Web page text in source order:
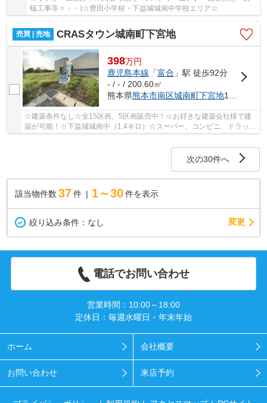
蟻工事等々・・)☆豊田小学校・下益城城南中学校エリア☆
売買 | 売地 CRASタウン城南町下宮地
398万円
鹿児島本線 「富合 」駅 徒歩92分
- / - / 200.60㎡
熊本県熊本市南区城南町下宮地185-5
☆建築条件なし☆全15区画、5区画販売中！☆お好きな建築会社様で建
築が可能！☆下益城城南中（1.4キロ）☆スーパー、コンビニ、ドラッグ
ストア、ホームセンターまで車で5分圏内☆
次の30件へ
該当物件数 37件 1～30 件を表示
絞り込み条件： なし 変更
電話でお問い合わせ
営業時間：10:00～18:00
定休日：毎週水曜日・年末年始
ホーム 会社概要
お問い合わせ 来店予約